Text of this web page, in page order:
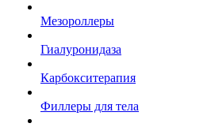
Мезороллеры
Гиалуронидаза
Карбокситерапия
Филлеры для тела